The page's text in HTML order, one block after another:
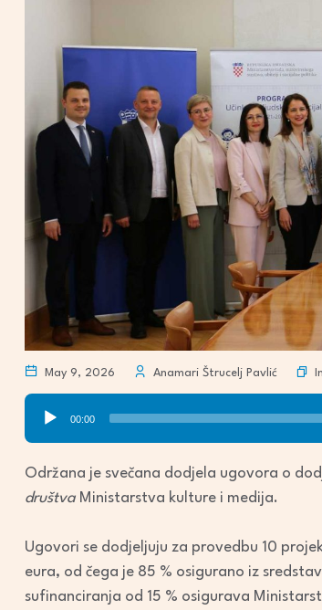
May 9, 2026 Anamari Štrucelj Pavlić
Audio
Player
00:00
Održana je svečana dodjela ugovora o
društva Ministarstva kulture i medija.
Ugovori se dodjeljuju za provedbu 10
eura, od čega je 85 % osigurano iz
sufinanciranja od 15 % osigurava